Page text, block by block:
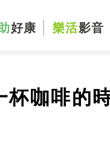
好康 樂活影音
杯咖啡的